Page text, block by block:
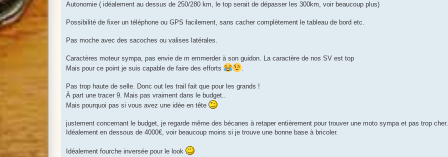
Autonomie ( idéalement au dessus de 250/280 km, le top serait de dépasser les 300km, voir beaucoup plus)
Possibilité de fixer un téléphone ou GPS facilement, sans cacher complètement le tableau de bord etc.
Pas moche avec des sacoches ou valises latérales.
Caractères moteur sympa, pas envie de m emmerder à son guidon. La caractère de nos SV est top
Mais pour ce point je suis capable de faire des efforts
.
Pas trop haute de selle. Donc out les trail fait que pour les grands !
À part une tracer 9. Mais pas vraiment dans le budget..
Mais pourquoi pas si vous avez une idée en tête
justement concernant le budget, je regarde même des bécanes à retaper entièrement pour trouver une moto sympa et pas trop cher.
Idéalement en dessous de 4000€, voir beaucoup moins si je trouve une bonne base à bricoler.
Idéalement fourche inversée pour le look